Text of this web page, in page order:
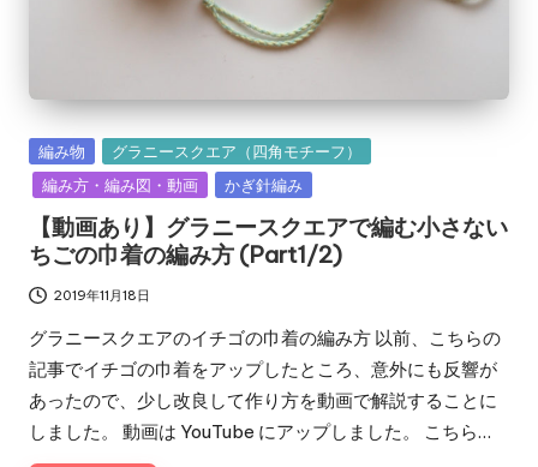
Posted
in
編み物
グラニースクエア（四角モチーフ）
編み方・編み図・動画
かぎ針編み
【動画あり】グラニースクエアで編む小さない
ちごの巾着の編み方 (Part1/2)
2019年11月18日
グラニースクエアのイチゴの巾着の編み方 以前、こちらの
記事でイチゴの巾着をアップしたところ、意外にも反響が
あったので、少し改良して作り方を動画で解説することに
しました。 動画は YouTube にアップしました。 こちら…